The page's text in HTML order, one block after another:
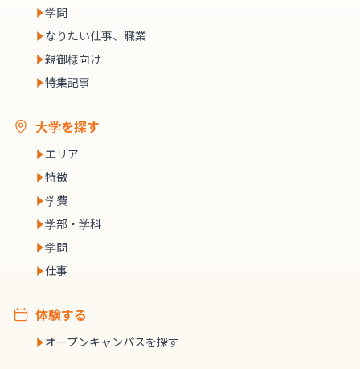
学問
なりたい仕事、職業
親御様向け
特集記事
大学を探す
エリア
特徴
学費
学部・学科
学問
仕事
体験する
オープンキャンパスを探す